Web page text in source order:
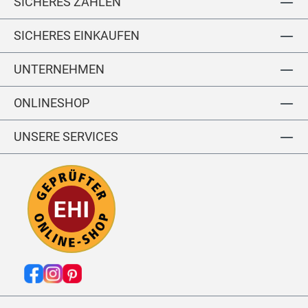
0
0
S
A
K
K
O
SICHERES EINKAUFEN
UNTERNEHMEN
ONLINESHOP
UNSERE SERVICES